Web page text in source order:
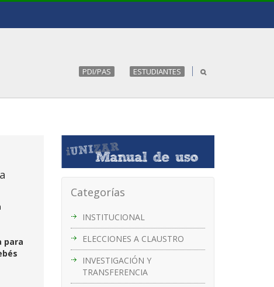
PDI/PAS ESTUDIANTES
Categorías
INSTITUCIONAL
ELECCIONES A CLAUSTRO
INVESTIGACIÓN Y
TRANSFERENCIA
para